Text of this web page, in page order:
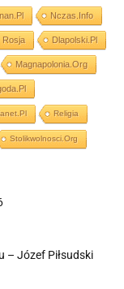
Nczas.info
Rosja Dlapolski.pl
Magnapolonia.org
Religia
Stolikwolnosci.org
– Józef Piłsudski